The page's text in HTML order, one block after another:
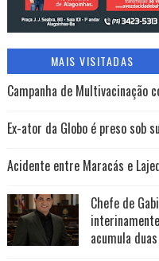
MAIS VISITADAS
Campanha de Multivacinação
Ex-ator da Globo é preso sob
Acidente entre Maracás e
Chefe de
acumula